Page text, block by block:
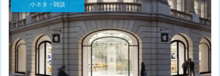
小ネタ・雑談